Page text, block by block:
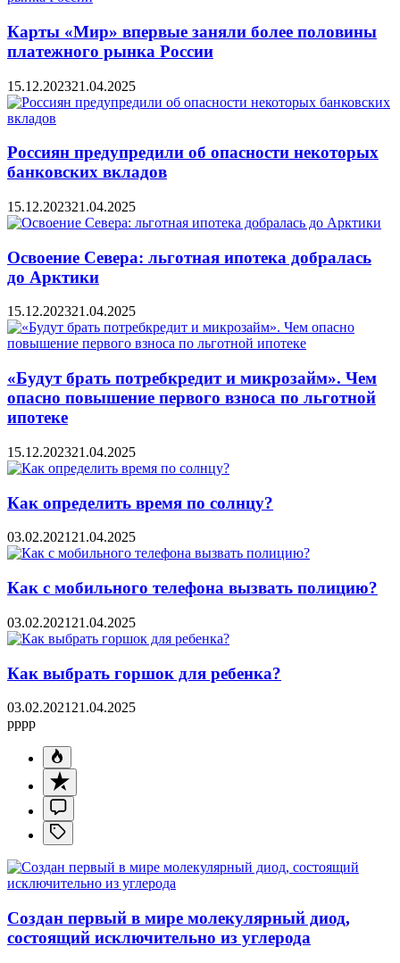
Карты «Мир» впервые заняли более половины
платежного рынка России
15.12.202321.04.2025
Россиян предупредили об опасности некоторых
банковских вкладов
15.12.202321.04.2025
Освоение Севера: льготная ипотека добралась
до Арктики
15.12.202321.04.2025
«Будут брать потребкредит и микрозайм». Чем
опасно повышение первого взноса по льготной
ипотеке
15.12.202321.04.2025
Как определить время по солнцу?
03.02.2021 21.04.2025
Как с мобильного телефона вызвать полицию?
03.02.2021 21.04.2025
Как выбрать горшок для ребенка?
03.02.2021 21.04.2025
pppp
Создан первый в мире молекулярный диод,
состоящий исключительно из углерода